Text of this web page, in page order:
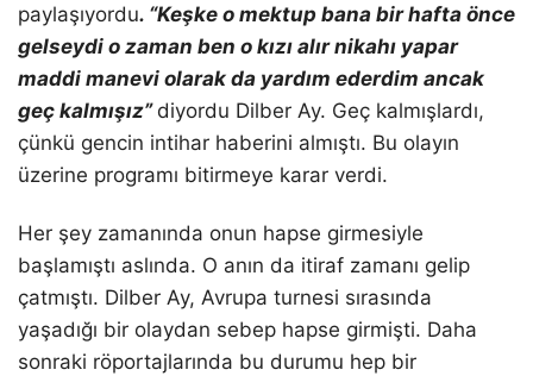
paylaşıyordu. “Keşke o mektup bana bir hafta önce
gelseydi o zaman ben o kızı alır nikahı yapar
maddi manevi olarak da yardım ederdim ancak
geç kalmışız” diyordu Dilber Ay. Geç kalmışlardı,
çünkü gencin intihar haberini almıştı. Bu olayın
üzerine programı bitirmeye karar verdi.
Her şey zamanında onun hapse girmesiyle
başlamıştı aslında. O anın da itiraf zamanı gelip
çatmıştı. Dilber Ay, Avrupa turnesi sırasında
yaşadığı bir olaydan sebep hapse girmişti. Daha
sonraki röportajlarında bu durumu hep bir